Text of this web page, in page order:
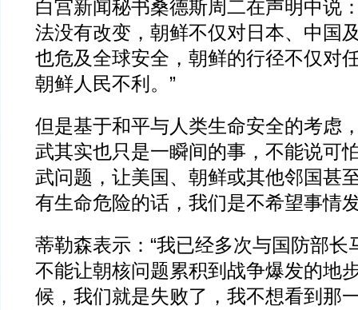
白宫新闻秘书桑德斯周二在声明中说
法没有改变，朝鲜不仅对日本、中国
也危及全球安全，朝鲜的行径不仅对
朝鲜人民不利。”
但是基于和平与人类生命安全的考虑
武其实也只是一瞬间的事，不能说可
武问题，让美国、朝鲜或其他邻国甚
有生命危险的话，我们是不希望事情
蒂勒森表示：“我已经多次与国防部长
不能让朝核问题累积到战争爆发的地
候，我们就是失败了，我不想看到那